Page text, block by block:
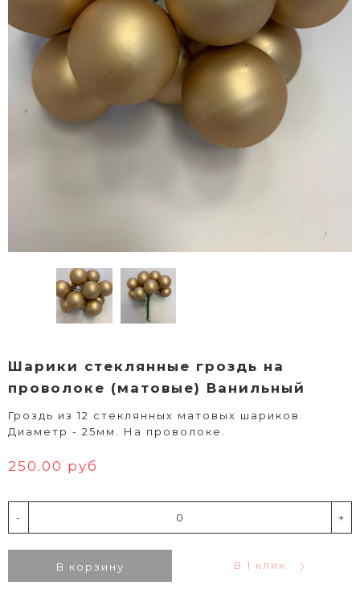
Шарики стеклянные гроздь на
проволоке (матовые) Ванильный
Гроздь из 12 стеклянных матовых шариков.
Диаметр - 25мм. На проволоке.
250.00 руб
- +
В корзину В 1 клик